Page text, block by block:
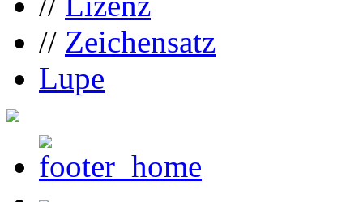
// Zeichensatz
Lupe